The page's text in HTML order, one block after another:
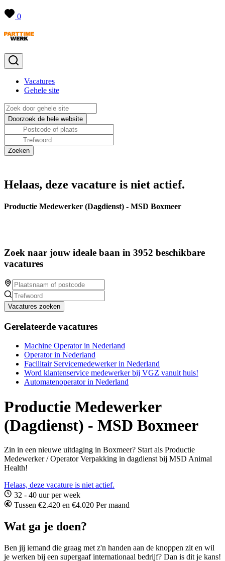
0
Vacatures
Gehele site
Helaas, deze vacature is niet actief.
Productie Medewerker (Dagdienst) - MSD Boxmeer
Zoek naar jouw ideale baan in 3952 beschikbare
vacatures
Vacatures zoeken
Gerelateerde vacatures
Machine Operator in Nederland
Operator in Nederland
Facilitair Servicemedewerker in Nederland
Word klantenservice medewerker bij VGZ vanuit huis!
Automatenoperator in Nederland
Productie Medewerker
(Dagdienst) - MSD Boxmeer
Zin in een nieuwe uitdaging in Boxmeer? Start als Productie
Medewerker / Operator Verpakking in dagdienst bij MSD Animal
Health!
Helaas, deze vacature is niet actief.
32 - 40 uur per week
Tussen €2.420 en €4.020 Per maand
Wat ga je doen?
Ben jij iemand die graag met z'n handen aan de knoppen zit en wil
je werken bij een supergaaf internationaal bedrijf? Dan is dit je kans!